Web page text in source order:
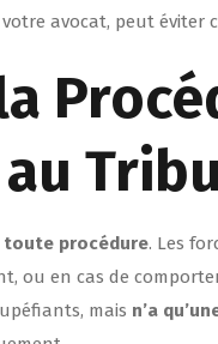
avocat, peut éviter
procédure. Les
ou en cas de
mais n’a